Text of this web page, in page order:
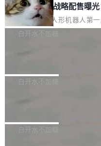
器 Prime Agent 的架构和市面
agent 有本质区别。大多数
计是基于早期模型的能力—...
但它可能是主流开源项目中关
细致的一份规则。 政策的核心
可以用来分析、提炼、审阅、
不得生成涉及安全性的关键变
宇树科技 IPO 战略配售曝
ek 获配 93.3 万股，锁定 36
8月6日晚间，“人形机器人第一
有限公司披露IPO发行价格及
36个月。 公告显示，本次宇树
员工参与设立的专项资产管理
白开水不加糖
Bug fixes and enhancements
一个回归问题，该问题导致拉
白开水不加糖
e 孵化器项目管理委员会（
白开水不加糖